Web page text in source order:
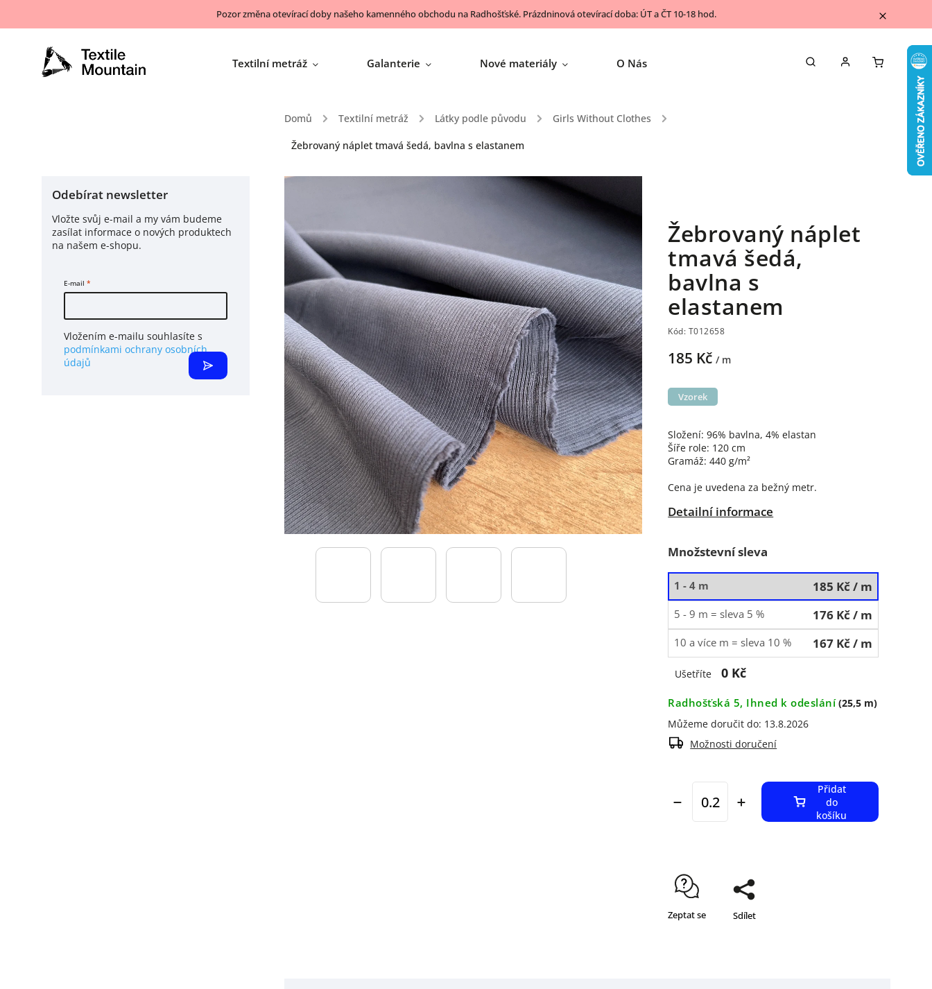
Pozor změna otevírací doby našeho kamenného obchodu na Radhošťské. Prázdninová otevírací doba: ÚT a ČT 10-18 hod.
Textilní metráž Galanterie Nové materiály O Nás Kontakty Blog
Domů / Textilní metráž / Látky podle původu / Girls Without Clothes /
Žebrovaný náplet tmavá šedá, bavlna s elastanem
Odebírat newsletter
Vložte svůj e-mail a my vám budeme
zasílat informace o nových produktech
na našem e-shopu.
E-mail
Vložením e-mailu souhlasíte s
podmínkami ochrany osobních
údajů
Žebrovaný náplet
tmavá šedá,
bavlna s
elastanem
Kód: T012658
185 Kč/ m
Složení: 96% bavlna, 4% elastan
Šíře role: 120 cm
Gramáž: 440 g/m²
Cena je uvedena za bežný metr.
Detailní informace
Vzorek
Množstevní sleva
1 - 4 m 185 Kč/ m
5 - 9 m = sleva 5 % 176 Kč/ m
10 a více m = sleva 10 % 167 Kč/ m
Ušetříte 0 Kč
Radhošťská 5, Ihned k odeslání (25,5 m)
Můžeme doručit do: 13.8.2026
Možnosti doručení
Přidat
do
košíku
Zeptat se Sdílet